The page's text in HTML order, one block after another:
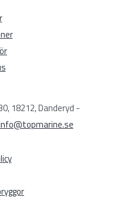
18212, Danderyd -